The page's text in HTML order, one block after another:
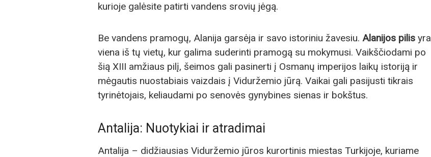
kurioje galėsite patirti vandens srovių jėgą.
Be vandens pramogų, Alanija garsėja ir savo istoriniu žavesiu. Alanijos pilis yra
viena iš tų vietų, kur galima suderinti pramogą su mokymusi. Vaikščiodami po
šią XIII amžiaus pilį, šeimos gali pasinerti į Osmanų imperijos laikų istoriją ir
mėgautis nuostabiais vaizdais į Viduržemio jūrą. Vaikai gali pasijusti tikrais
tyrinėtojais, keliaudami po senovės gynybines sienas ir bokštus.
Antalija: Nuotykiai ir atradimai
Antalija – didžiausias Viduržemio jūros kurortinis miestas Turkijoje, kuriame